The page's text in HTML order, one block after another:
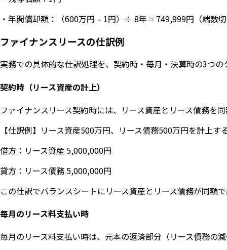
・年間償却額：（600万円 – 1円）÷ 8年 = 749,999円（端数
ファイナンスリースの仕訳例
実務での具体的な仕訳処理を、契約時・毎月・決算時の3つ
契約時（リース資産の計上）
ファイナンスリース契約時には、リース資産とリース債務を
【仕訳例】リース資産500万円、リース債務500万円を計上す
借方：リース資産 5,000,000円
貸方：リース債務 5,000,000円
この仕訳でバランスシートにリース資産とリース債務が同額
毎月のリース料支払い時
毎月のリース料支払い時は、元本の返済部分（リース債務の